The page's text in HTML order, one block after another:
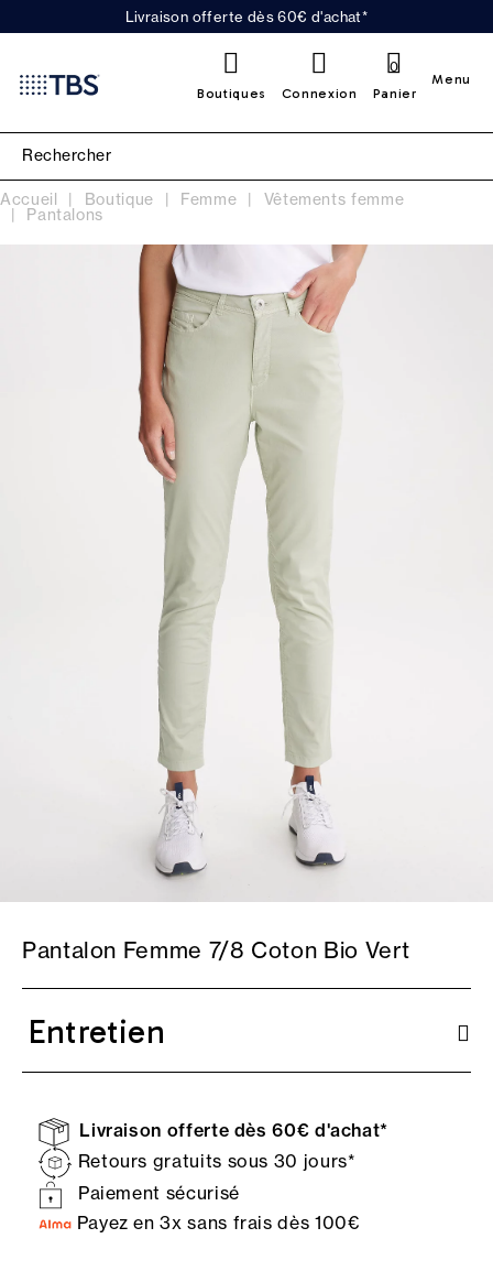
Livraison offerte dès 60€ d'achat*
Boutiques Connexion Panier
0
Menu
Accueil Boutique Femme Vêtements femme
Pantalons
Pantalon Femme 7/8 Coton Bio Vert
Entretien
Livraison offerte dès 60€ d'achat*
Retours gratuits sous 30 jours*
Paiement sécurisé
Payez en 3x sans frais dès 100€